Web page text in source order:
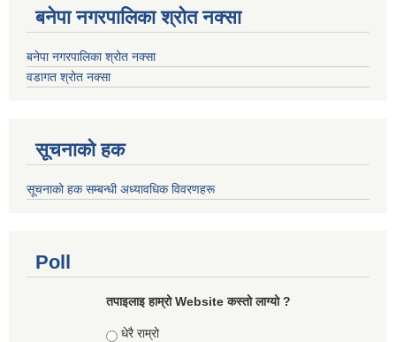
बनेपा नगरपालिका श्रोत नक्सा
बनेपा नगरपालिका श्रोत नक्सा
वडागत श्रोत नक्सा
सूचनाको हक
सूचनाको हक सम्बन्धी अध्यावधिक विवरणहरू
Poll
तपाइलाइ हाम्रो Website कस्तो लाग्यो ?
Choices
धेरै राम्रो